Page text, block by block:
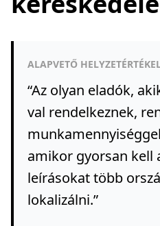
ALAPVETŐ
“Az olyan eladók,
val rendelkeznek,
amikor gyorsan kell
leírásokat több
lokalizálni.”